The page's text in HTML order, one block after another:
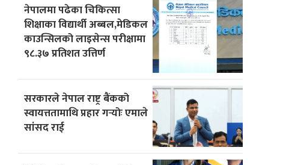
नेपालमा पढेका चिकित्सा
शिक्षाका विद्यार्थी अब्बल,मेडिकल
काउन्सिलको लाइसेन्स परीक्षामा
९८.३७ प्रतिशत उत्तिर्ण
सरकारले नेपाल राष्ट्र बैंकको
स्वायत्ततामाथि प्रहार गर्‍योः एमाले
सांसद राई